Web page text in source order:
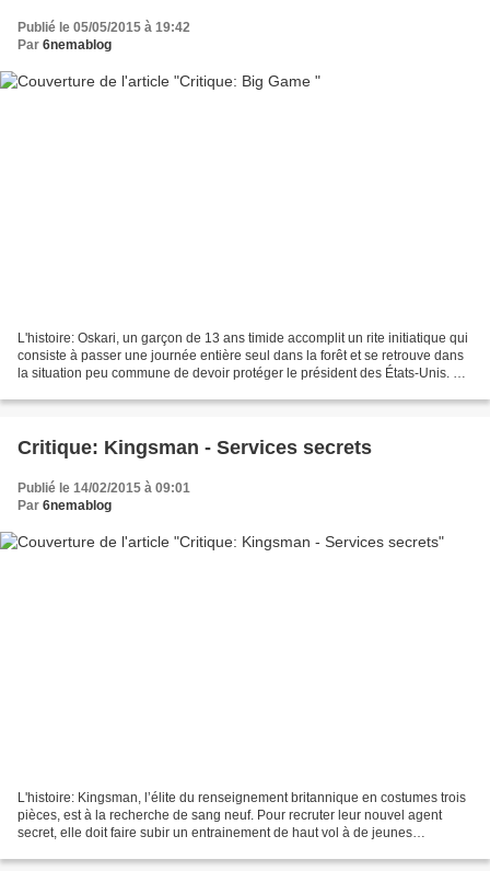
Publié le 05/05/2015 à 19:42
Par 6nemablog
L'histoire: Oskari, un garçon de 13 ans timide accomplit un rite initiatique qui
consiste à passer une journée entière seul dans la forêt et se retrouve dans
la situation peu commune de devoir protéger le président des États-Unis. La
Critique: Kingsman - Services secrets
Publié le 14/02/2015 à 09:01
Par 6nemablog
L'histoire: Kingsman, l’élite du renseignement britannique en costumes trois
pièces, est à la recherche de sang neuf. Pour recruter leur nouvel agent
secret, elle doit faire subir un entrainement de haut vol à de jeunes